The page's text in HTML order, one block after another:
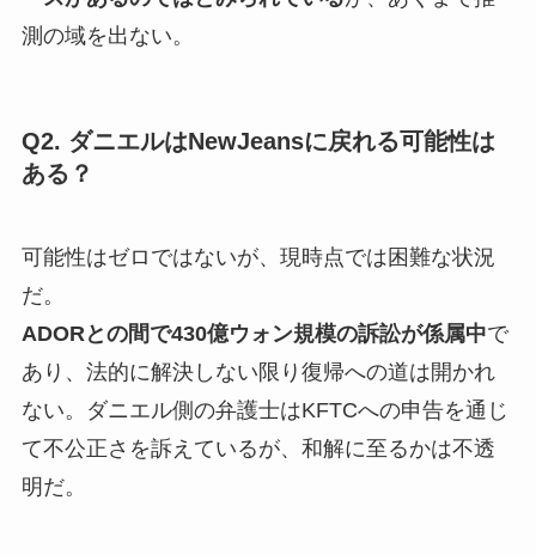
測の域を出ない。
Q2. ダニエルはNewJeansに戻れる可能性は
ある？
可能性はゼロではないが、現時点では困難な状況
だ。
ADORとの間で430億ウォン規模の訴訟が係属中で
あり、法的に解決しない限り復帰への道は開かれ
ない。ダニエル側の弁護士はKFTCへの申告を通じ
て不公正さを訴えているが、和解に至るかは不透
明だ。